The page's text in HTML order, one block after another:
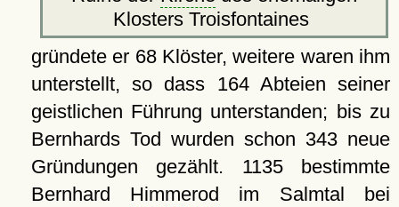
Klosters Troisfontaines
gründete er 68 Klöster, weitere waren ihm
unterstellt, so dass 164 Abteien seiner
geistlichen Führung unterstanden; bis zu
Bernhards Tod wurden schon 343 neue
Gründungen gezählt. 1135 bestimmte
Bernhard Himmerod im Salmtal bei